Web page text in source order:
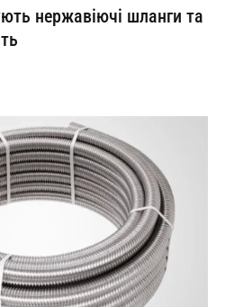
нержавіючі шланги та